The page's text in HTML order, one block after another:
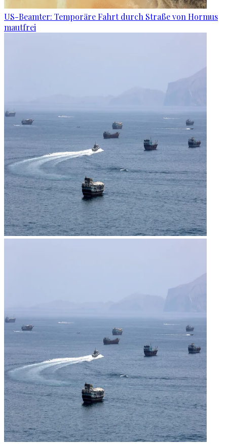
US-Beamter: Temporäre Fahrt durch Straße von Hormus
mautfrei